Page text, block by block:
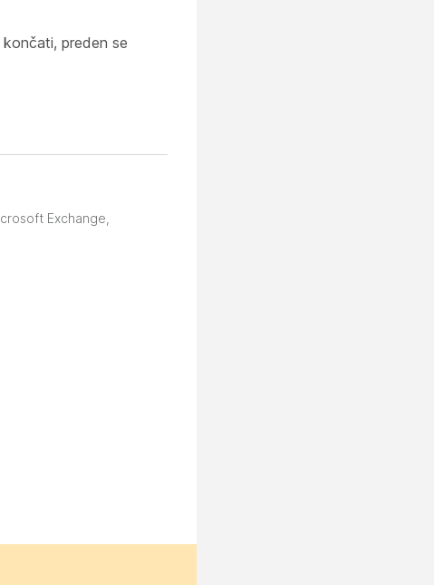
preden se
Exchange,